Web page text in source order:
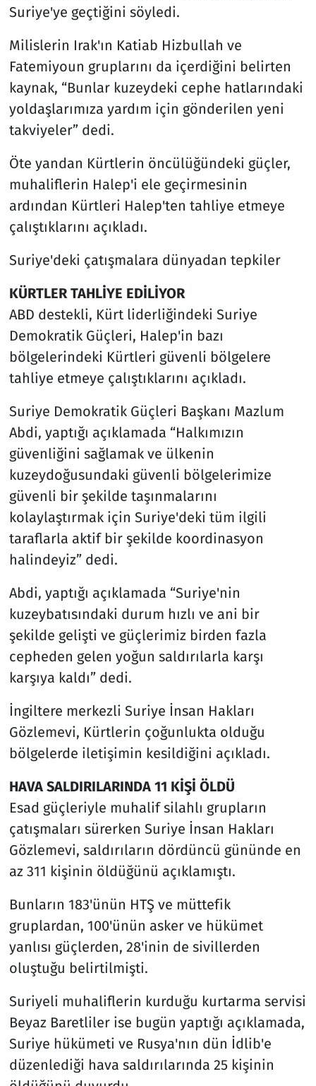
Suriye'ye geçtiğini söyledi.
Milislerin Irak'ın Katiab Hizbullah ve
Fatemiyoun gruplarını da içerdiğini belirten
kaynak, “Bunlar kuzeydeki cephe hatlarındaki
yoldaşlarımıza yardım için gönderilen yeni
takviyeler” dedi.
Öte yandan Kürtlerin öncülüğündeki güçler,
muhaliflerin Halep'i ele geçirmesinin
ardından Kürtleri Halep'ten tahliye etmeye
çalıştıklarını açıkladı.
Suriye'deki çatışmalara dünyadan tepkiler
KÜRTLER TAHLİYE EDİLİYOR
ABD destekli, Kürt liderliğindeki Suriye
Demokratik Güçleri, Halep'in bazı
bölgelerindeki Kürtleri güvenli bölgelere
tahliye etmeye çalıştıklarını açıkladı.
Suriye Demokratik Güçleri Başkanı Mazlum
Abdi, yaptığı açıklamada “Halkımızın
güvenliğini sağlamak ve ülkenin
kuzeydoğusundaki güvenli bölgelerimize
güvenli bir şekilde taşınmalarını
kolaylaştırmak için Suriye'deki tüm ilgili
taraflarla aktif bir şekilde koordinasyon
halindeyiz” dedi.
Abdi, yaptığı açıklamada “Suriye'nin
kuzeybatısındaki durum hızlı ve ani bir
şekilde gelişti ve güçlerimiz birden fazla
cepheden gelen yoğun saldırılarla karşı
karşıya kaldı” dedi.
İngiltere merkezli Suriye İnsan Hakları
Gözlemevi, Kürtlerin çoğunlukta olduğu
bölgelerde iletişimin kesildiğini açıkladı.
HAVA SALDIRILARINDA 11 KİŞİ ÖLDÜ
Esad güçleriyle muhalif silahlı grupların
çatışmaları sürerken Suriye İnsan Hakları
Gözlemevi, saldırıların dördüncü gününde en
az 311 kişinin öldüğünü açıklamıştı.
Bunların 183'ünün HTŞ ve müttefik
gruplardan, 100'ünün asker ve hükümet
yanlısı güçlerden, 28'inin de sivillerden
oluştuğu belirtilmişti.
Suriyeli muhaliflerin kurduğu kurtarma servisi
Beyaz Baretliler ise bugün yaptığı açıklamada,
Suriye hükümeti ve Rusya'nın dün İdlib'e
düzenlediği hava saldırılarında 25 kişinin